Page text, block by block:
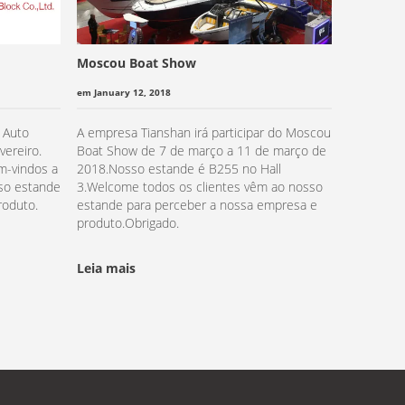
Auto
vindos a
estande
Moscou Boat Show
em January 12, 2018
A empresa Tianshan irá participar do Moscou
Boat Show de 7 de março a 11 de março de
2018.Nosso estande é B255 no Hall
3.Welcome todos os clientes vêm ao nosso
estande para perceber a nossa empresa e
produto.Obrigado.
Leia mais